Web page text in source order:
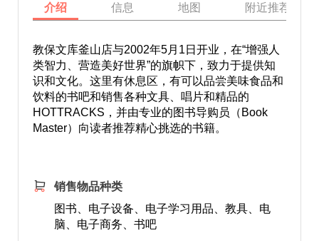
介绍 信息 地图 附近推荐景点
教保文库釜山店与2002年5月1日开业，在“增强人
类智力、营造美好世界”的旗帜下，致力于提供知
识和文化。这里有休息区，有可以品尝美味食品和
饮料的书吧和销售各种文具、唱片和精品的
HOTTRACKS，并由专业的图书导购员（Book
Master）向读者推荐精心挑选的书籍。
销售物品种类
图书、电子设备、电子学习用品、教具、电
脑、电子商务、书吧